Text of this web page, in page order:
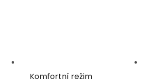
Komfortní režim